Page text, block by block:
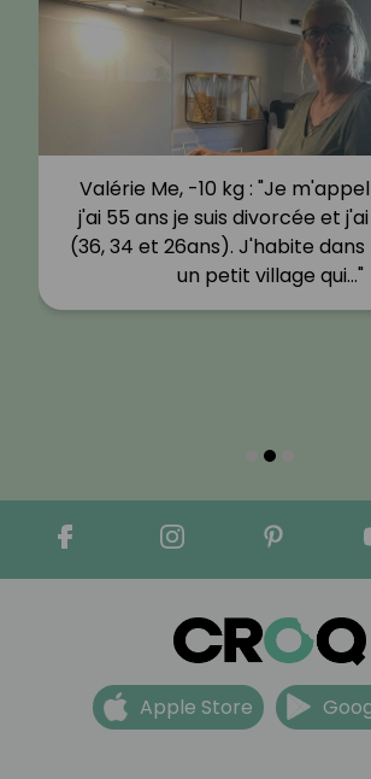
Valérie Me, -10 kg : "Je
j'ai 55 ans je suis divorcée et
(36, 34 et 26ans). J'habite dans
un petit village qui…"
Apple Store